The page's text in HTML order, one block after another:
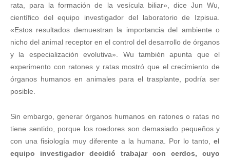
rata, para la formación de la vesícula biliar», dice Jun Wu,
científico del equipo investigador del laboratorio de Izpisua.
«Estos resultados demuestran la importancia del ambiente o
nicho del animal receptor en el control del desarrollo de órganos
y la especialización evolutiva». Wu también apunta que el
experimento con ratones y ratas mostró que el crecimiento de
órganos humanos en animales para el trasplante, podría ser
posible.
Sin embargo, generar órganos humanos en ratones o ratas no
tiene sentido, porque los roedores son demasiado pequeños y
con una fisiología muy diferente a la humana. Por lo tanto, el
equipo investigador decidió trabajar con cerdos, cuyo